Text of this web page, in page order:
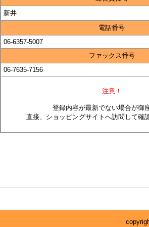
新井
電話番号
06-6357-5007
ファックス番号
06-7635-7156
注意！
登録内容が最新でない場合が御
直接、ショッピングサイトへ訪問して確